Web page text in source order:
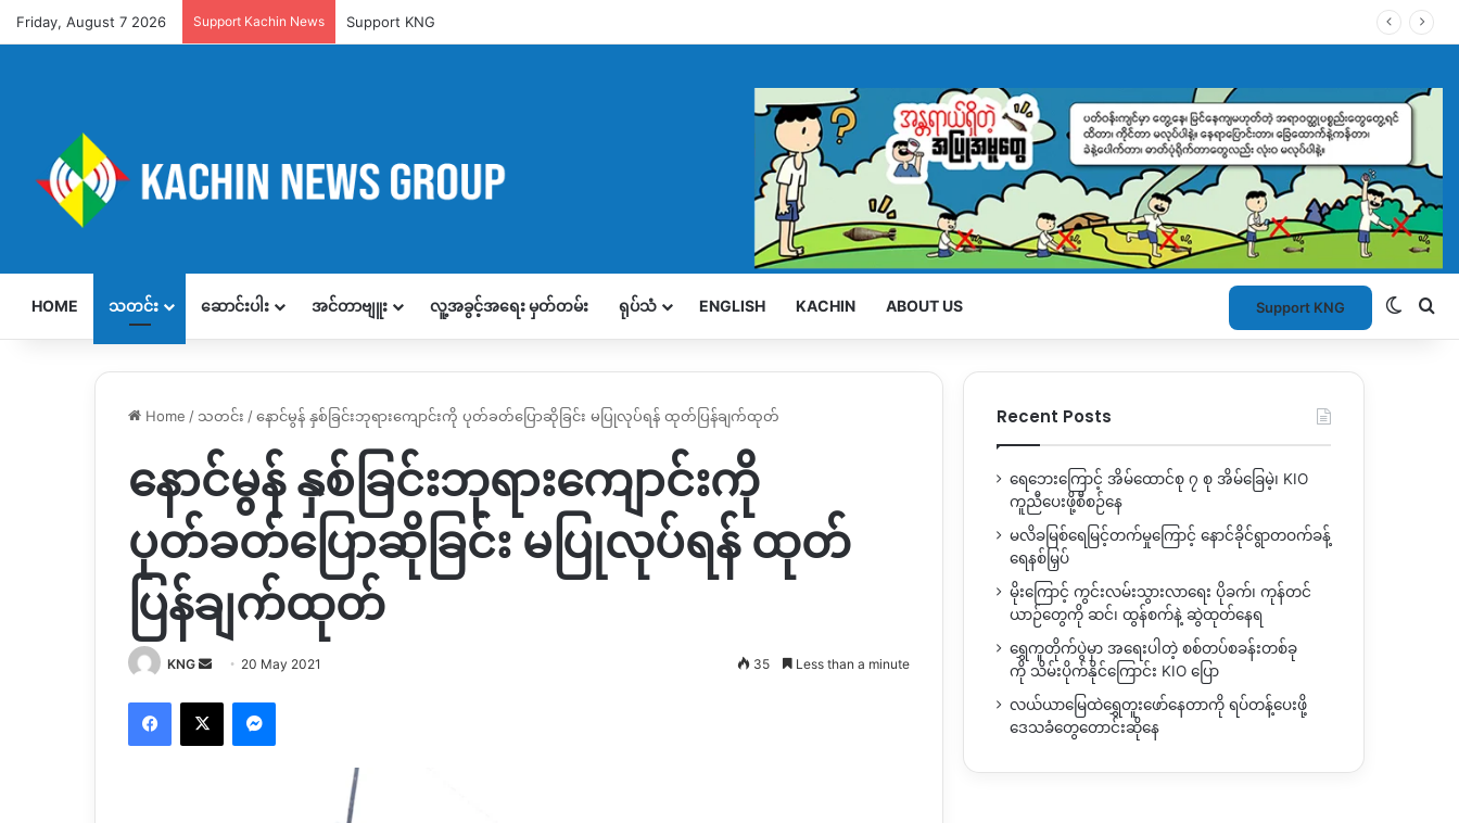
Friday, August 7 2026 Support Kachin News Support KNG
HOME သတင်း ဆောင်းပါး အင်တာဗျူး လူ့အခွင့်အရေး မှတ်တမ်း ရုပ်သံ ENGLISH KACHIN ABOUT US Support KNG
Home / သတင်း /နောင်မွန် နှစ်ခြင်းဘုရားကျောင်းကို ပုတ်ခတ်ပြောဆိုခြင်း မပြုလုပ်ရန် ထုတ်ပြန်ချက်ထုတ်
နောင်မွန် နှစ်ခြင်းဘုရားကျောင်းကို
ပုတ်ခတ်ပြောဆိုခြင်း မပြုလုပ်ရန် ထုတ်
ပြန်ချက်ထုတ်
KNG
Send 20 May 2021 35 Less than a minute
Facebook
X Messenger
Recent Posts
ရေဘေးကြောင့် အိမ်ထောင်စု ၇ စု အိမ်ခြေမဲ့၊ KIO
ကူညီပေးဖို့စီစဉ်နေ
မလိခမြစ်ရေမြင့်တက်မှုကြောင့် နောင်ခိုင်ရွာတဝက်ခန့်
ရေနစ်မြှပ်
မိုးကြောင့် ကွင်းလမ်းသွားလာရေး ပိုခက်၊ ကုန်တင်
ယာဉ်တွေကို ဆင်၊ ထွန်စက်နဲ့ ဆွဲထုတ်နေရ
ရွှေကူတိုက်ပွဲမှာ အရေးပါတဲ့ စစ်တပ်စခန်းတစ်ခု
ကို သိမ်းပိုက်နိုင်ကြောင်း KIO ပြော
လယ်ယာမြေထဲရွှေတူးဖော်နေတာကို ရပ်တန့်ပေးဖို့
ဒေသခံတွေတောင်းဆိုနေ